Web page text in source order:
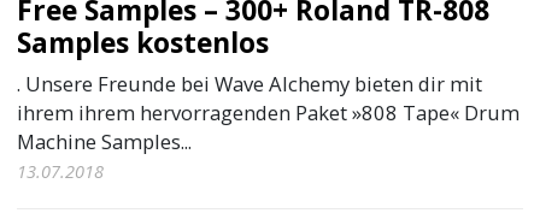
Free Samples – 300+ Roland TR-808
Samples kostenlos
. Unsere Freunde bei Wave Alchemy bieten dir mit
ihrem ihrem hervorragenden Paket »808 Tape« Drum
Machine Samples...
13.07.2018